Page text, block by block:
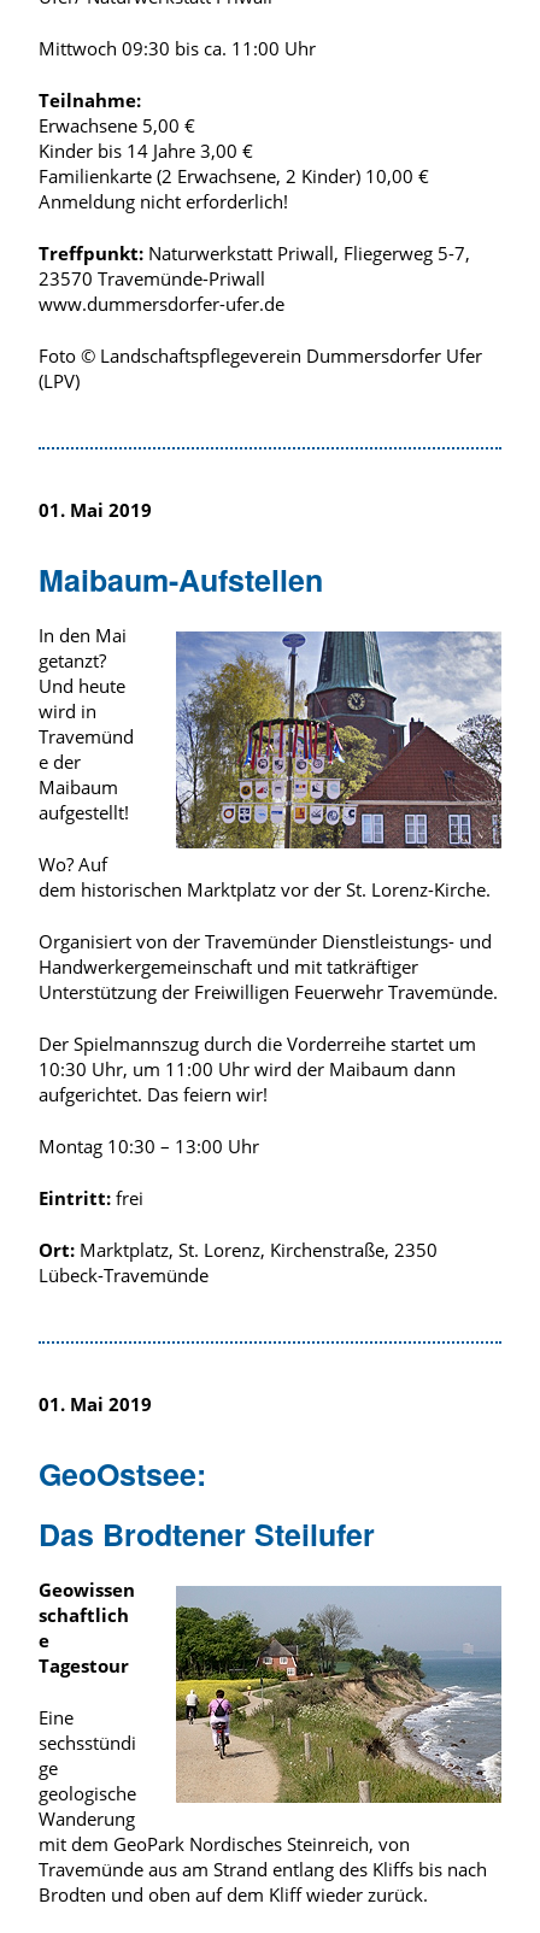
Mittwoch 09:30 bis ca. 11:00 Uhr
Teilnahme:
Erwachsene 5,00 €
Kinder bis 14 Jahre 3,00 €
Familienkarte (2 Erwachsene, 2 Kinder) 10,00 €
Anmeldung nicht erforderlich!
Treffpunkt: Naturwerkstatt Priwall, Fliegerweg 5-7,
23570 Travemünde-Priwall
www.dummersdorfer-ufer.de
Foto © Landschaftspflegeverein Dummersdorfer Ufer
(LPV)
01. Mai 2019
Maibaum-Aufstellen
In den Mai
getanzt?
Und heute
wird in
Travemünd
e der
Maibaum
aufgestellt!
Wo? Auf
dem historischen Marktplatz vor der St. Lorenz-Kirche.
Organisiert von der Travemünder Dienstleistungs- und
Handwerkergemeinschaft und mit tatkräftiger
Unterstützung der Freiwilligen Feuerwehr Travemünde.
Der Spielmannszug durch die Vorderreihe startet um
10:30 Uhr, um 11:00 Uhr wird der Maibaum dann
aufgerichtet. Das feiern wir!
Montag 10:30 – 13:00 Uhr
Eintritt: frei
Ort: Marktplatz, St. Lorenz, Kirchenstraße, 2350
Lübeck-Travemünde
01. Mai 2019
GeoOstsee:
Das Brodtener Steilufer
Geowissen
schaftlich
e
Tagestour
Eine
sechsstündi
ge
geologische
Wanderung
mit dem GeoPark Nordisches Steinreich, von
Travemünde aus am Strand entlang des Kliffs bis nach
Brodten und oben auf dem Kliff wieder zurück.